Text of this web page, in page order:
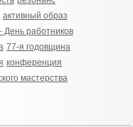
активный образ
День работников
77-я годовщина
конференция
мастерства